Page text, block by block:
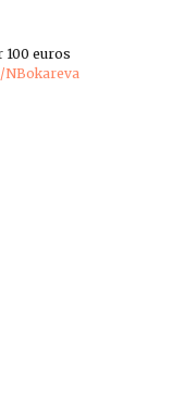
100 euros
NBokareva